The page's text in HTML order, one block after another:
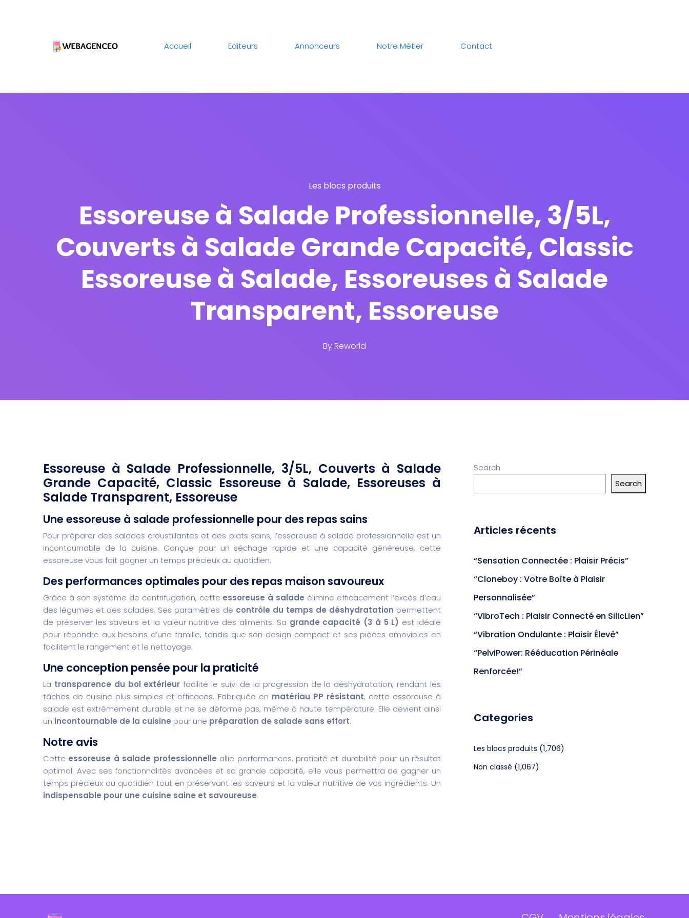
Accueil Editeurs Annonceurs Notre Métier Contact
Les blocs produits
Essoreuse à Salade Professionnelle, 3/5L,
Couverts à Salade Grande Capacité, Classic
Essoreuse à Salade, Essoreuses à Salade
Transparent, Essoreuse
ByReworld
Essoreuse à Salade Professionnelle, 3/5L, Couverts à Salade
Grande Capacité, Classic Essoreuse à Salade, Essoreuses à
Salade Transparent, Essoreuse
Une essoreuse à salade professionnelle pour des repas sains
Pour préparer des salades croustillantes et des plats sains, l’essoreuse à salade professionnelle est un
incontournable de la cuisine. Conçue pour un séchage rapide et une capacité généreuse, cette
essoreuse vous fait gagner un temps précieux au quotidien.
Des performances optimales pour des repas maison savoureux
Grâce à son système de centrifugation, cette essoreuse à salade élimine efficacement l’excès d’eau
des légumes et des salades. Ses paramètres de contrôle du temps de déshydratation permettent
de préserver les saveurs et la valeur nutritive des aliments. Sa grande capacité (3 à 5 L) est idéale
pour répondre aux besoins d’une famille, tandis que son design compact et ses pièces amovibles en
facilitent le rangement et le nettoyage.
Une conception pensée pour la praticité
La transparence du bol extérieur facilite le suivi de la progression de la déshydratation, rendant les
tâches de cuisine plus simples et efficaces. Fabriquée en matériau PP résistant, cette essoreuse à
salade est extrêmement durable et ne se déforme pas, même à haute température. Elle devient ainsi
un incontournable de la cuisine pour une préparation de salade sans effort.
Notre avis
Cette essoreuse à salade professionnelle allie performances, praticité et durabilité pour un résultat
optimal. Avec ses fonctionnalités avancées et sa grande capacité, elle vous permettra de gagner un
temps précieux au quotidien tout en préservant les saveurs et la valeur nutritive de vos ingrédients. Un
indispensable pour une cuisine saine et savoureuse.
Search
Search
Articles récents
“Sensation Connectée : Plaisir Précis”
“Cloneboy : Votre Boîte à Plaisir
Personnalisée”
“VibroTech : Plaisir Connecté en SilicLien”
“Vibration Ondulante : Plaisir Élevé”
“PelviPower: Rééducation Périnéale
Renforcée!”
Categories
Les blocs produits (1,706)
Non classé (1,067)